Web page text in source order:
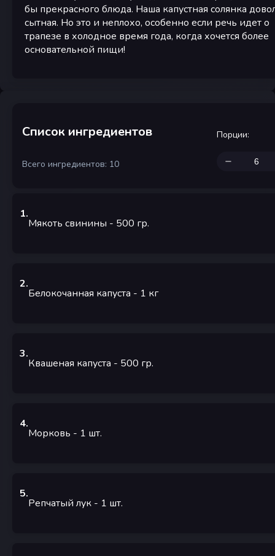
бы прекрасного блюда. Наша капустная солянка
сытная. Но это и неплохо, особенно если речь идет о
трапезе в холодное время года, когда хочется более
основательной пищи!
Список ингредиентов
Всего ингредиентов: 10
Порции:
1.
Мякоть свинины - 500 гр.
2.
Белокочанная капуста - 1 кг
3.
Квашеная капуста - 500 гр.
4.
Морковь - 1 шт.
5.
Репчатый лук - 1 шт.